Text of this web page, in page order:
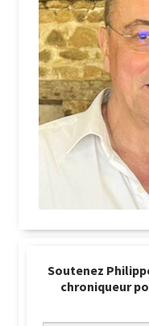
Soutenez
chroniqueur